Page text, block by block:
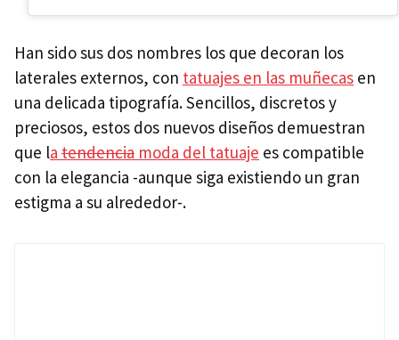
Han sido sus dos nombres los que decoran los
laterales externos, con tatuajes en las muñecas en
una delicada tipografía. Sencillos, discretos y
preciosos, estos dos nuevos diseños demuestran
que la tendencia moda del tatuaje es compatible
con la elegancia -aunque siga existiendo un gran
estigma a su alrededor-.